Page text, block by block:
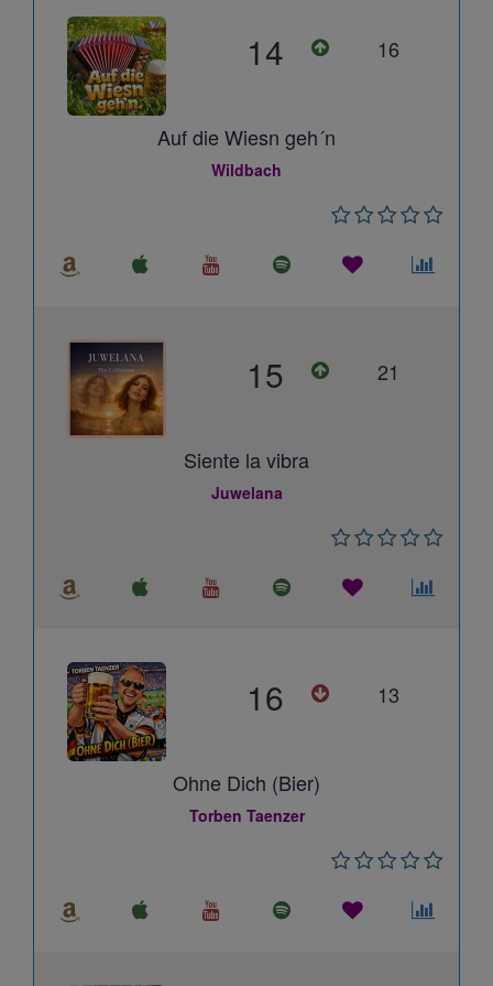
14 16
Auf die Wiesn geh´n
Wildbach
15 21
Siente la vibra
Juwelana
16 13
Ohne Dich (Bier)
Torben Taenzer